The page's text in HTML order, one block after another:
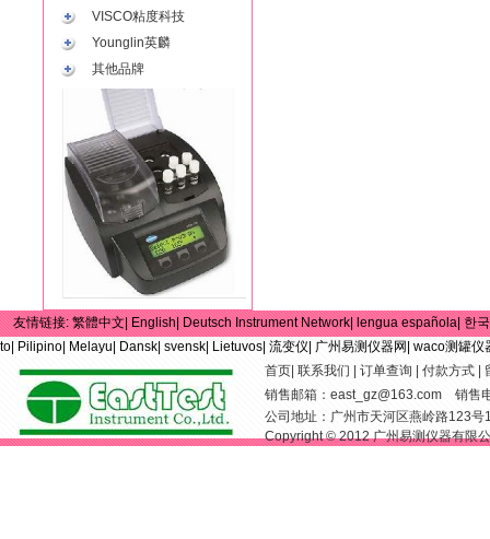
VISCO粘度科技
Younglin英麟
其他品牌
友情链接: 繁體中文| English| Deutsch Instrument Network| lengua española| 한
to| Pilipino| Melayu| Dansk| svensk| Lietuvos| 流变仪| 广州易测仪器网| waco测罐仪
首页 联系我们 订单查询 付款方式
销售邮箱： east_gz@163.com 销售
公司地址：广州市天河区燕岭路123
Copyright © 2012 广州易测仪器有限